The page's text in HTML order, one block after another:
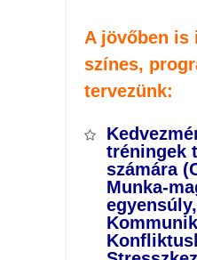
A jövőben is
színes,
tervezünk:
tréningek
számára
Munka-
egyensúly,